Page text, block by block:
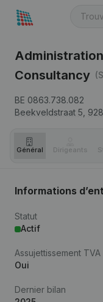
Consultancy
BE 0863.738.082
Beekveldstraat 5,
Général Dirigeants
Informations
Statut
Actif
Assujettissement TVA
Oui
Dernier bilan